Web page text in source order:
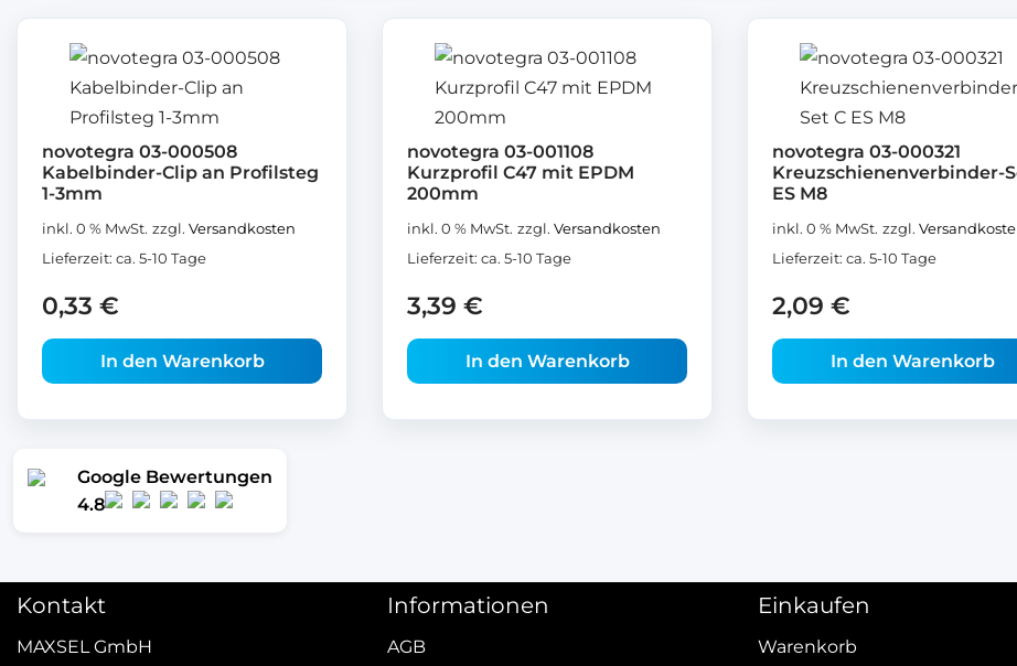
Google Bewertungen
4.8
novotegra 03-000508
Kabelbinder-Clip an Profilsteg
1-3mm
inkl. 0 % MwSt. zzgl. Versandkosten
Lieferzeit: ca. 5-10 Tage
0,33 €
In den Warenkorb
novotegra 03-001108
Kurzprofil C47 mit EPDM
200mm
inkl. 0 % MwSt. zzgl. Versandkosten
Lieferzeit: ca. 5-10 Tage
3,39 €
In den Warenkorb
novotegra 03-000321
Kreuzschienenverbinder-
ES M8
inkl. 0 % MwSt. zzgl.
Lieferzeit: ca. 5-10 Tage
2,09 €
In den Warenkorb
Kontakt
MAXSEL GmbH
Informationen
AGB
Einkaufen
Warenkorb